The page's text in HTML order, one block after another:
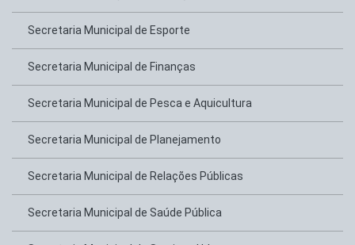
Secretaria Municipal de Esporte
Secretaria Municipal de Finanças
Secretaria Municipal de Pesca e Aquicultura
Secretaria Municipal de Planejamento
Secretaria Municipal de Relações Públicas
Secretaria Municipal de Saúde Pública